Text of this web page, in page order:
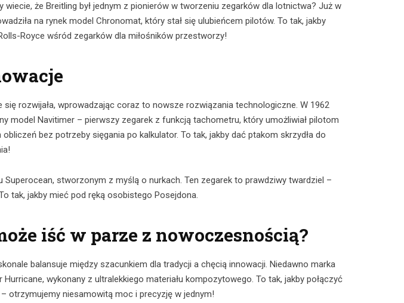
wiecie, że Breitling był jednym z pionierów w tworzeniu zegarków dla lotnictwa? Już w
na rynek model Chronomat, który stał się ulubieńcem pilotów. To tak, jakby
Royce wśród zegarków dla miłośników przestworzy!
się rozwijała, wprowadzając coraz to nowsze rozwiązania technologiczne. W 1962
model Navitimer – pierwszy zegarek z funkcją tachometru, który umożliwiał pilotom
bez potrzeby sięgania po kalkulator. To tak, jakby dać ptakom skrzydła do
stworzonym z myślą o nurkach. Ten zegarek to prawdziwy twardziel –
tak, jakby mieć pod ręką osobistego Posejdona.
iść w parze z nowoczesnością?
balansuje między szacunkiem dla tradycji a chęcią innowacji. Niedawno marka
Hurricane, wykonany z ultralekkiego materiału kompozytowego. To tak, jakby połączyć
– otrzymujemy niesamowitą moc i precyzję w jednym!